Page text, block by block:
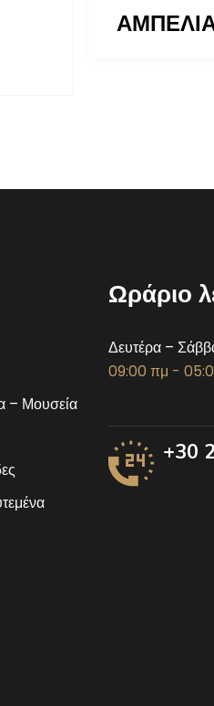
– Μουσεία
Ωράριο
Δευτέρα –
09:00 πμ -
+30